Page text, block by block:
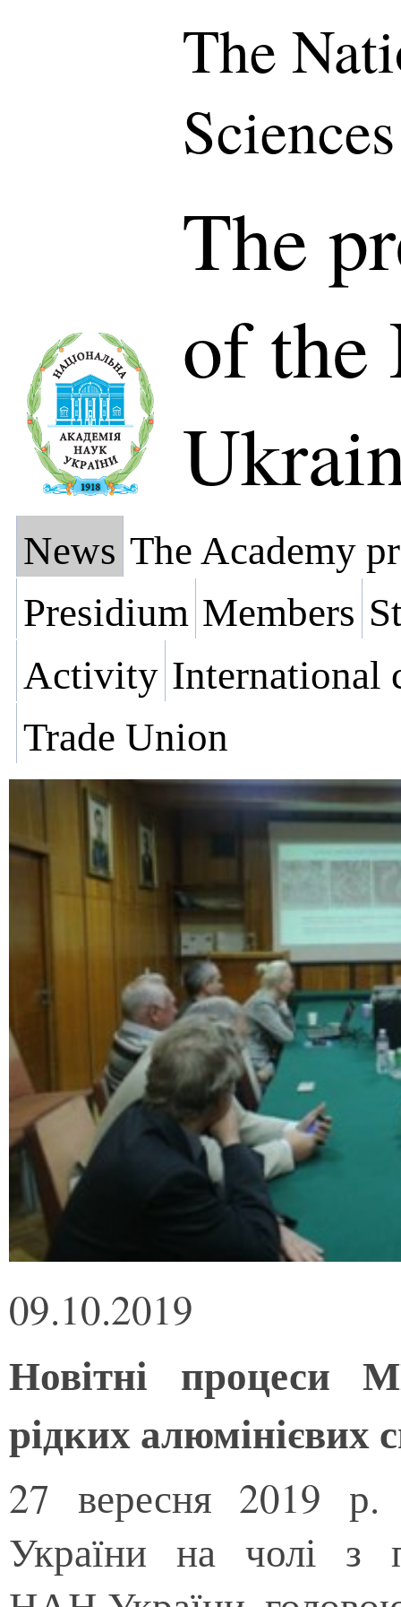
The
The
of the
News The Academy
Presidium Members
Activity International
Trade Union
09.10.2019
Новітні процеси
рідких алюмінієвих
27 вересня 2019 р.
України на чолі з